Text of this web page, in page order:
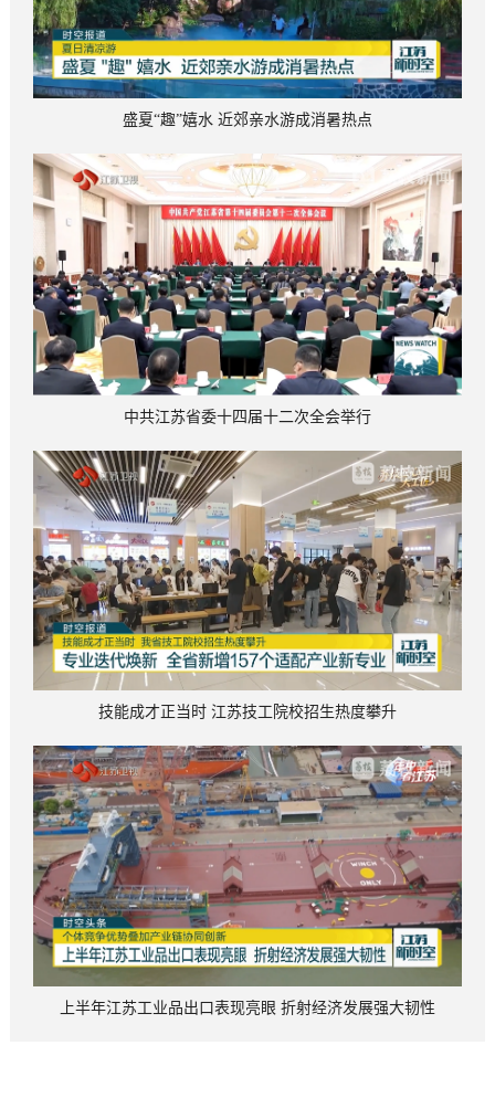
盛夏“趣”嬉水 近郊亲水游成消暑热点
中共江苏省委十四届十二次全会举行
技能成才正当时 江苏技工院校招生热度攀升
上半年江苏工业品出口表现亮眼 折射经济发展强大韧性